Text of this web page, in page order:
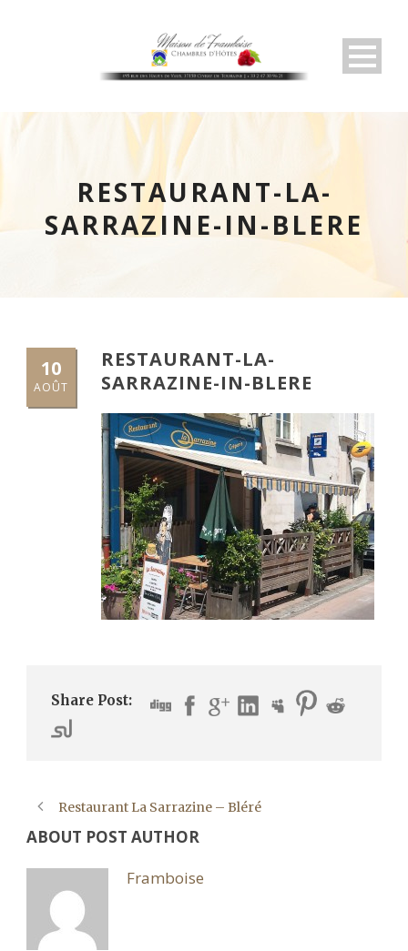
RESTAURANT-LA-
SARRAZINE-IN-BLERE
10
AOÛT
RESTAURANT-LA-
SARRAZINE-IN-BLERE
Share Post:
Restaurant La Sarrazine – Bléré
ABOUT POST AUTHOR
Framboise